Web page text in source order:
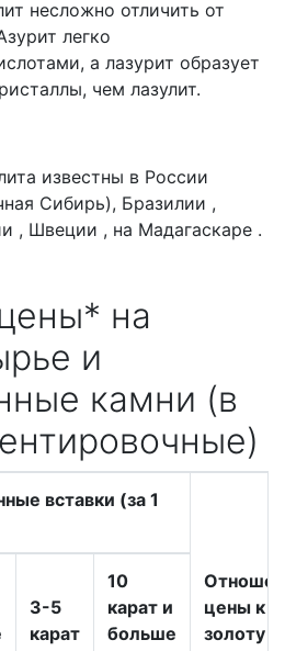
несложно отличить от
легко
а лазурит образует
чем лазулит.
известны в России
Сибирь), Бразилии ,
, Швеции , на Мадагаскаре .
на
и
камни (в
вставки (за 1
цены к
золоту
3-5
карат
10
карат и
больше